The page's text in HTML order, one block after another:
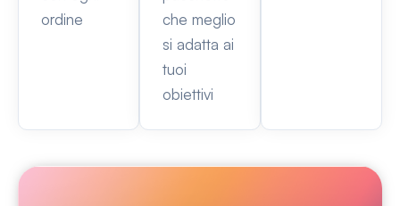
ordine
che meglio
si adatta ai
tuoi
obiettivi